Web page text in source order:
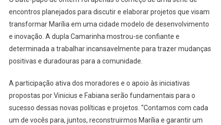
encontros planejados para discutir e elaborar projetos que visam
transformar Marília em uma cidade modelo de desenvolvimento
e inovação. A dupla Camarinha mostrou-se confiante e
determinada a trabalhar incansavelmente para trazer mudanças
positivas e duradouras para a comunidade.
A participação ativa dos moradores e o apoio às iniciativas
propostas por Vinicius e Fabiana serão fundamentais para o
sucesso dessas novas políticas e projetos. “Contamos com cada
um de vocês para, juntos, reconstruirmos Marília e garantir um